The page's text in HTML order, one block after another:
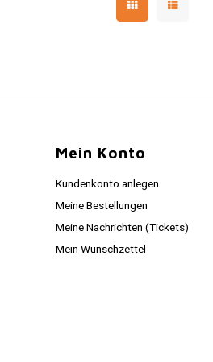
Mein Konto
Kundenkonto anlegen
Meine Bestellungen
Meine Nachrichten (Tickets)
Mein Wunschzettel